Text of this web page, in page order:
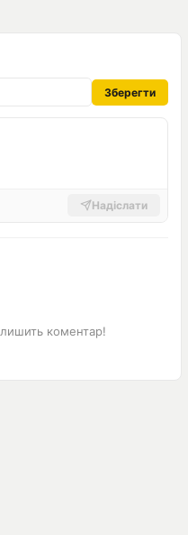
Зберегти
Надіслати
коментар!